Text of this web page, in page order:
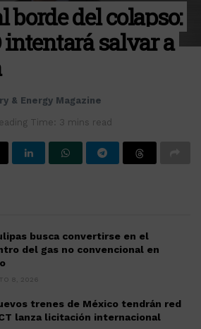
borde del colapso:
intentará salvar a
& Energy Magazine
Time: 3 mins read
busca convertirse en el
del gas no convencional en
8, 2026
trenes de México tendrán red
lanza licitación internacional